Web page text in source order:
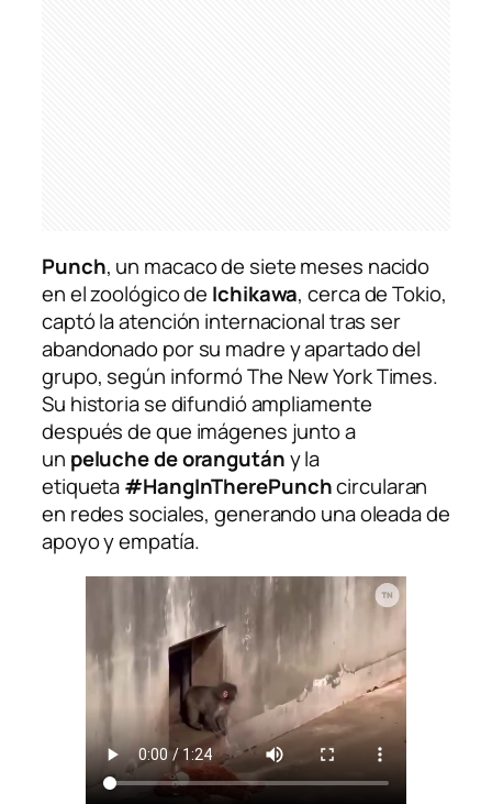
Punch, un macaco de siete meses nacido
en el zoológico de Ichikawa, cerca de Tokio,
captó la atención internacional tras ser
abandonado por su madre y apartado del
grupo, según informóThe New York Times.
Su historia se difundió ampliamente
después de que imágenes junto a
un peluche de orangutány la
etiqueta#HangInTherePunchcircularan
en redes sociales, generando una oleada de
apoyo y empatía.